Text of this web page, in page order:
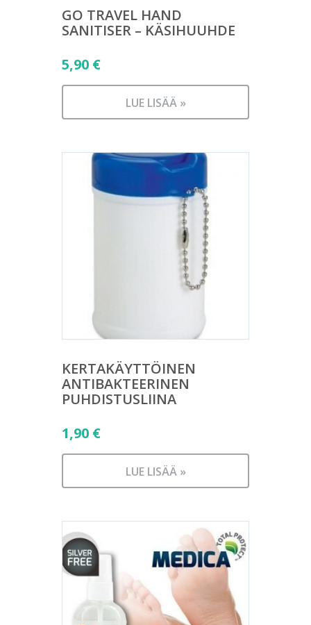
GO TRAVEL HAND
SANITISER – KÄSIHUUHDE
5,90 €
LUE LISÄÄ »
KERTAKÄYTTÖINEN
ANTIBAKTEERINEN
PUHDISTUSLIINA
1,90 €
LUE LISÄÄ »